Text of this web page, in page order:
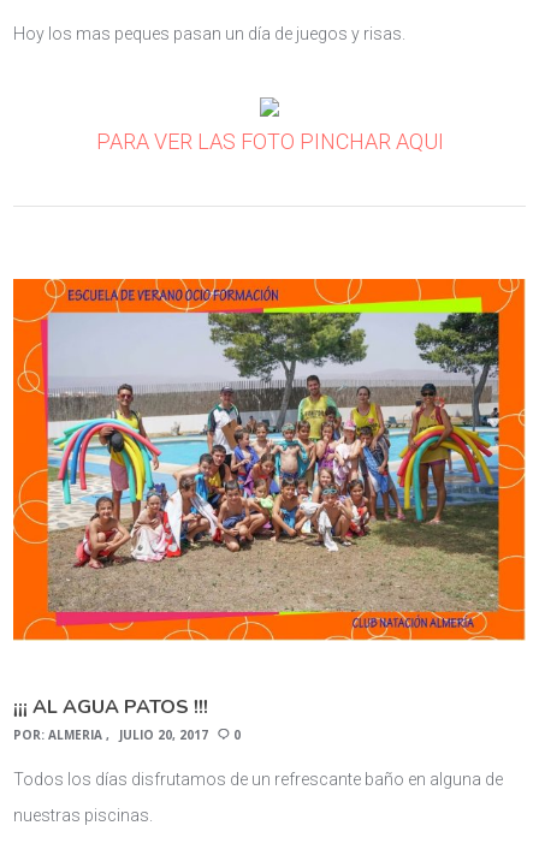
Hoy los mas peques pasan un día de juegos y risas.
PARA VER LAS FOTO PINCHAR AQUI
¡¡¡ AL AGUA PATOS !!!
POR:ALMERIA JULIO 20, 2017 0
Todos los días disfrutamos de un refrescante baño en alguna de
nuestras piscinas.